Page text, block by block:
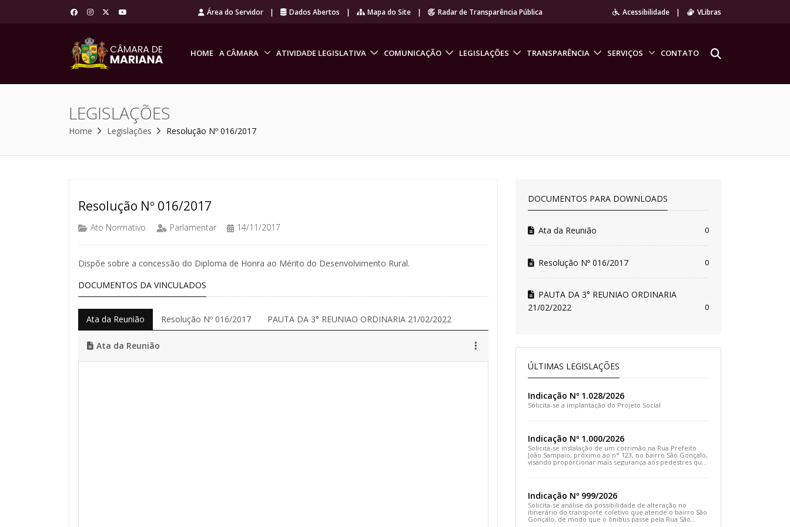
Área do Servidor | Dados Abertos | Mapa do Site | Radar de Transparência Pública Acessibilidade | VLibras
HOME A CÂMARA ATIVIDADE LEGISLATIVA COMUNICAÇÃO LEGISLAÇÕES TRANSPARÊNCIA SERVIÇOS CONTATO
LEGISLAÇÕES
Home Legislações Resolução Nº 016/2017
Resolução Nº 016/2017
Ato Normativo Parlamentar 14/11/2017
Dispõe sobre a concessão do Diploma de Honra ao Mérito do Desenvolvimento Rural.
DOCUMENTOS DA VINCULADOS
Ata da Reunião Resolução Nº 016/2017 PAUTA DA 3° REUNIAO ORDINARIA 21/02/2022
Ata da Reunião
DOCUMENTOS PARA DOWNLOADS
Ata da Reunião 0
Resolução Nº 016/2017 0
PAUTA DA 3° REUNIAO ORDINARIA
21/02/2022
0
ÚLTIMAS LEGISLAÇÕES
Indicação Nº 1.028/2026
Solicita-se a implantação do Projeto Social
Indicação Nº 1.000/2026
Solicita-se instalação de um corrimão na Rua Prefeito
João Sampaio, próximo ao n° 123, no bairro São Gonçalo,
visando proporcionar mais segurança aos pedestres que
Indicação Nº 999/2026
Solicita-se análise da possibilidade de alteração no
itinerário do transporte coletivo que atende o bairro São
Gonçalo, de modo que o ônibus passe pela Rua São